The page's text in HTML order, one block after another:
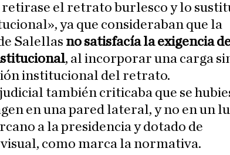
el retrato burlesco y lo
ya que consideraban que la
Salellas no satisfacía la exigencia
, al incorporar una carga
institucional del retrato.
también criticaba que se
en una pared lateral, y no en un
a la presidencia y dotado de
como marca la normativa.